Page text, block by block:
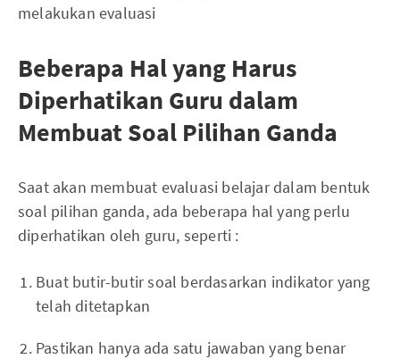
melakukan evaluasi
Beberapa Hal yang Harus
Diperhatikan Guru dalam
Membuat Soal Pilihan Ganda
Saat akan membuat evaluasi belajar dalam bentuk
soal pilihan ganda, ada beberapa hal yang perlu
diperhatikan oleh guru, seperti :
Buat butir-butir soal berdasarkan indikator yang
telah ditetapkan
Pastikan hanya ada satu jawaban yang benar